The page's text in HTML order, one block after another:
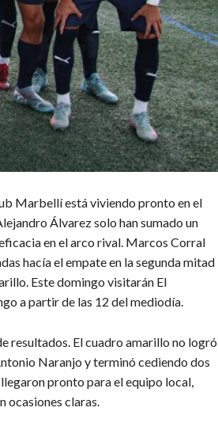
Marbellí está viviendo pronto en el
Álvarez solo han sumado un
en el arco rival. Marcos Corral
hacía el empate en la segunda mitad
Este domingo visitarán El
a partir de las 12 del mediodía.
resultados. El cuadro amarillo no logró
Naranjo y terminó cediendo dos
pronto para el equipo local,
ocasiones claras.